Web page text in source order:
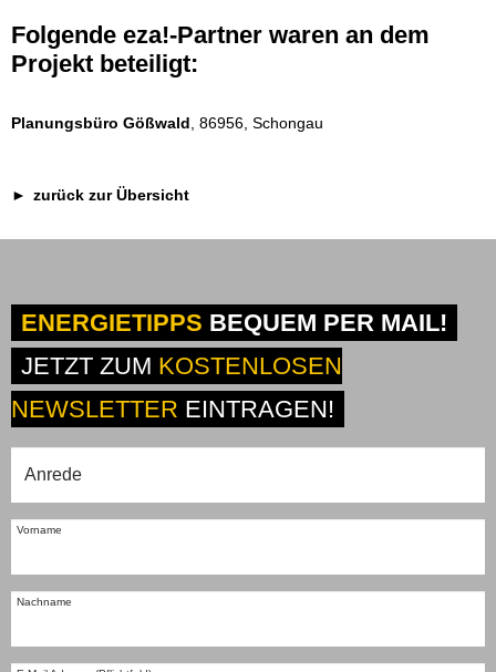
Folgende eza!-Partner waren an dem
Projekt beteiligt:
Planungsbüro Gößwald , 86956, Schongau
zurück zur Übersicht
ENERGIETIPPS BEQUEM PER MAIL!
JETZT ZUM KOSTENLOSEN
NEWSLETTER EINTRAGEN!
Vorname
Nachname